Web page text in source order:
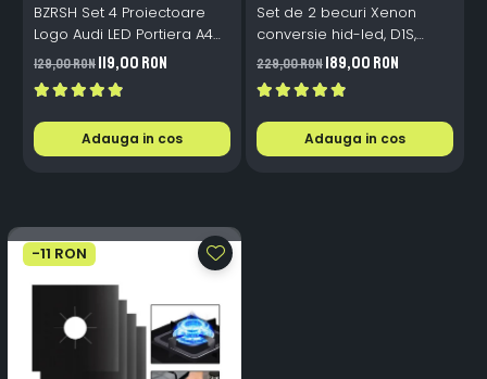
BZRSH Set 4 Proiectoare
Logo Audi LED Portiera A4
A5 A6 A7 A8 Q3 Q5 Q7 - 12V
5W Plug & Play
129,00 RON119,00 RON
Adauga in cos
Set de 2 becuri Xenon
conversie hid-led, D1S,
120W, 12.000lm, Canbus,
Miez Cupru, Radiator
Aluminiu, Premium, Alb
Rece
229,00 RON189,00 RON
Adauga in cos
-11 RON